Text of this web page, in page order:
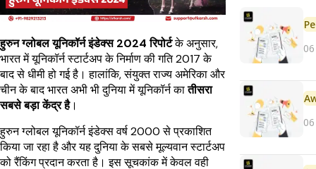
हुरुन ग्लोबल यूनिकॉर्न इंडेक्स 2024 रिपोर्टके अनुसार,
भारत में यूनिकॉर्न स्टार्टअप के निर्माण की गति 2017 के
बाद से धीमी हो गई है। हालांकि, संयुक्त राज्य अमेरिका और
चीन के बाद भारत अभी भी दुनिया में यूनिकॉर्न कातीसरा
सबसे बड़ा केंद्र है।
हुरुन ग्लोबल यूनिकॉर्न इंडेक्स वर्ष 2000 से प्रकाशित
किया जा रहा है और यह दुनिया के सबसे मूल्यवान स्टार्टअप
को रैंकिंग प्रदान करता है। इस सूचकांक में केवल वही